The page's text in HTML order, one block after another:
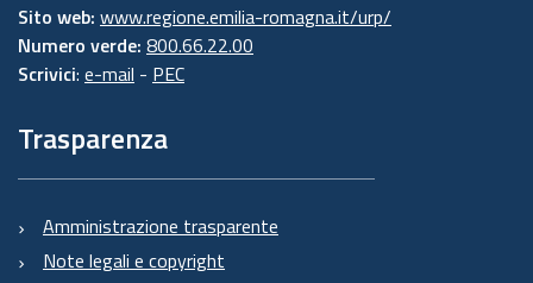
Sito web: www.regione.emilia-romagna.it/urp/
Numero verde: 800.66.22.00
Scrivici: e-mail - PEC
Trasparenza
Amministrazione trasparente
Note legali e copyright